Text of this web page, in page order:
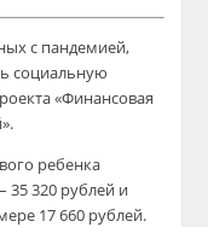
с пандемией,
социальную
«Финансовая
ребенка
35 320 рублей и
17 660 рублей.